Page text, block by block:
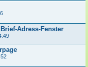
Adress-Fenster